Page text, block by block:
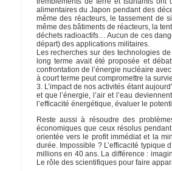
alimentaires du Japon pendant des
même des réacteurs, le tassement de
même des bâtiments de réacteurs, la
déchets radioactifs… Aucun de ces
départ) des applications militaires.
Les recherches sur des technologies
long terme avait été proposée et
confrontation de l’énergie nucléaire
à court terme peut compromettre la
3. L’impact de nos activités étant
et que l’énergie, l’air et l’eau
l’efficacité énergétique, évaluer le
Reste aussi à résoudre des
économiques que ceux résolus
orientée vers le profit immédiat et la
durée. Impossible ? L’efficacité typique
millions en 40 ans. La différence :
Le rôle des scientifiques pour faire